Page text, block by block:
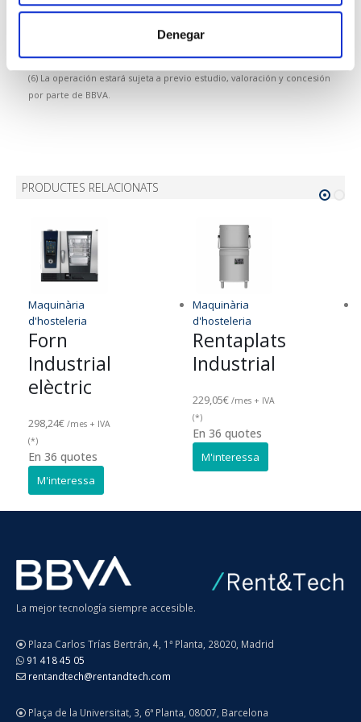
Denegar
(5) El plazo de entrega podrá sufrir retrasos en función de la
disponibilidad del proveedor y/o fabricante. Los modelos que
aparecen en la fotografía podrían no coincidir plenamente con el
ofrecido, pudiendo variar elementos como por ej. el color.
(6) La operación estará sujeta a previo estudio, valoración y concesión
por parte de BBVA.
PRODUCTES RELACIONATS
Maquinària
d'hosteleria
Forn
Industrial
elèctric
298,24€/mes + IVA
(*)
En 36 quotes
Maquinària
d'hosteleria
Rentaplats
Industrial
229,05€ /mes + IVA
(*)
En 36 quotes
La mejor tecnología siempre accesible.
Plaza Carlos Trías Bertrán, 4, 1ª Planta, 28020, Madrid
91 418 45 05
rentandtech@rentandtech.com
Plaça de la Universitat, 3, 6ª Planta, 08007, Barcelona